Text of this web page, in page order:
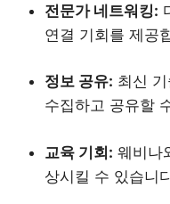
전문가 네트워킹:
연결 기회를 제공
정보 공유: 최신
수집하고 공유할
교육 기회: 웨비나
상시킬 수 있습니